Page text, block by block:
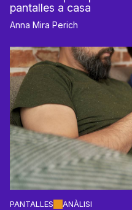
pantalles a casa
Anna Mira Perich
PANTALLES ANÀLISI